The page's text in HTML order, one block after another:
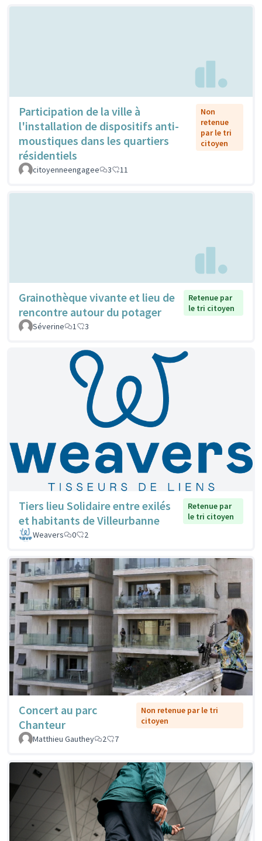
Participation de la ville à
l'installation de dispositifs anti-
moustiques dans les quartiers
résidentiels
Non
retenue
par le tri
citoyen
citoyenneengagee 3 11
Grainothèque vivante et lieu de
rencontre autour du potager
Retenue par
le tri citoyen
Séverine
1 3
Tiers lieu Solidaire entre exilés
et habitants de Villeurbanne
Retenue par
le tri citoyen
Weavers
0 2
Concert au parc
Chanteur
Non retenue par le tri
citoyen
Matthieu Gauthey
2 7